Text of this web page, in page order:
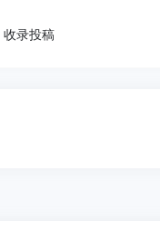
收录投稿